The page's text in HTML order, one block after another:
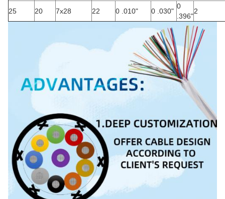
25
20 7x28 22 0 .010" 0 .030"
0
.396"
2